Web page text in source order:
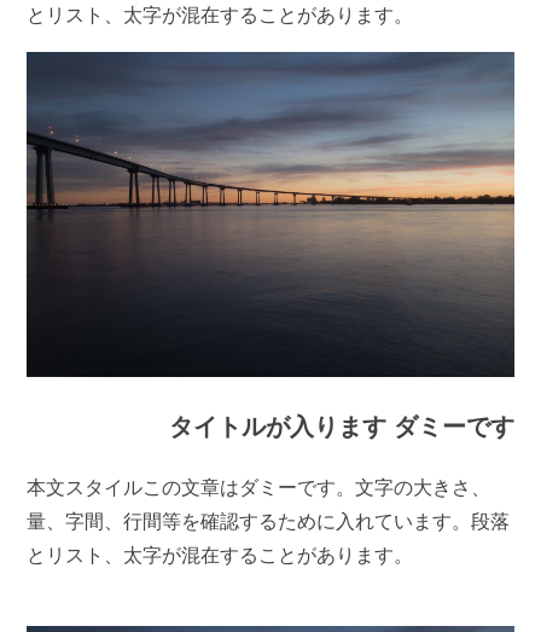
とリスト、太字が混在することがあります。
タイトルが入ります ダミーです
本文スタイルこの文章はダミーです。文字の大きさ、
量、字間、行間等を確認するために入れています。段落
とリスト、太字が混在することがあります。